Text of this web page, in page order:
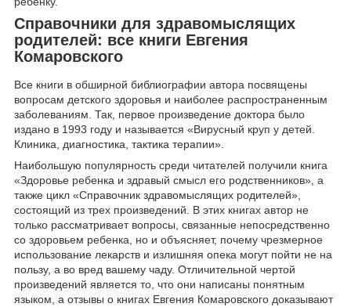
Справочники для здравомыслящих
родителей: все книги Евгения
Комаровского
Все книги в обширной библиографии автора посвящены
вопросам детского здоровья и наиболее распространенным
заболеваниям. Так, первое произведение доктора было
издано в 1993 году и называется «Вирусный круп у детей.
Клиника, диагностика, тактика терапии».
Наибольшую популярность среди читателей получили книга
«Здоровье ребенка и здравый смысл его родственников», а
также цикл «Справочник здравомыслящих родителей»,
состоящий из трех произведений. В этих книгах автор не
только рассматривает вопросы, связанные непосредственно
со здоровьем ребенка, но и объясняет, почему чрезмерное
использование лекарств и излишняя опека могут пойти не на
пользу, а во вред вашему чаду. Отличительной чертой
произведений является то, что они написаны понятным
языком, а отзывы о книгах Евгения Комаровского доказывают